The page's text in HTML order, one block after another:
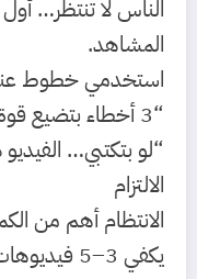
المشاهد.
استخدمي خطوط
“3 أخطاء بتضيع قوة أي نص…”
“لو بتكتبي…
الالتزام
الانتظام أهم من
يكفي 3–5 فيديوهات أسبوعيًا.